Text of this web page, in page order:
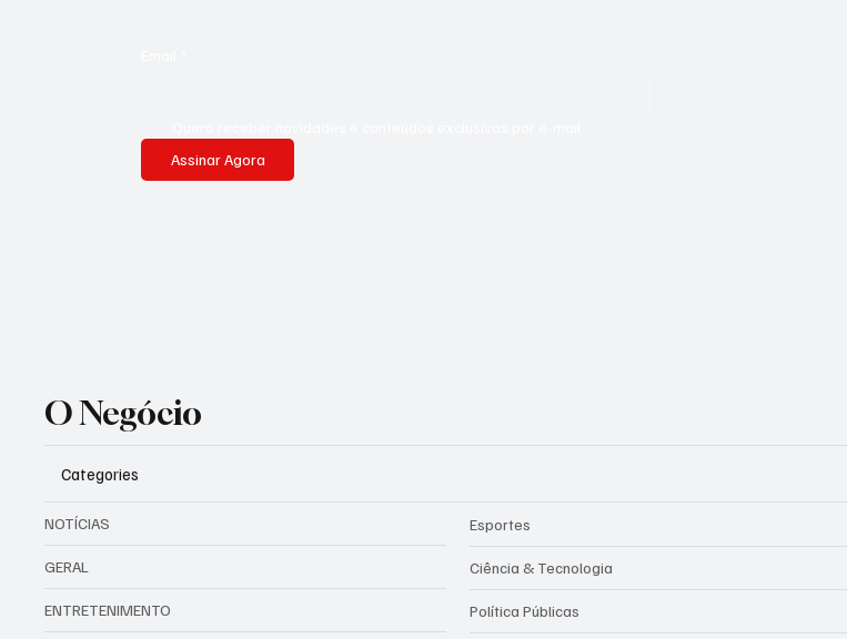
Assinar Agora
O Negócio
Categories
NOTÍCIAS
GERAL
ENTRETENIMENTO
Esportes
Ciência & Tecnologia
Política Públicas